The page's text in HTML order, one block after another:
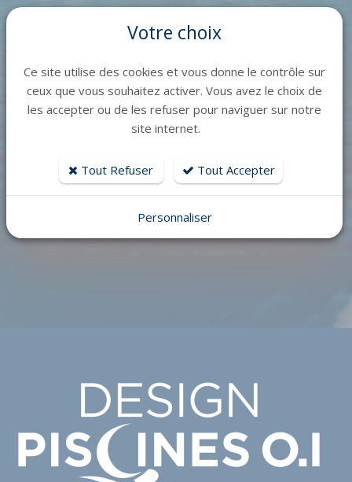
Le réseau Everblue regroupe de nombreux
professionnels de la piscine.
l’expertise du réseau et de vous proposer les dernières
technologies en matière d’équipements et de
connectivité.
Votre choix
Ce site utilise des cookies et vous donne le contrôle sur
ceux que vous souhaitez activer. Vous avez le choix de
les accepter ou de les refuser pour naviguer sur notre
site internet.
Tout Refuser Tout Accepter
Personnaliser